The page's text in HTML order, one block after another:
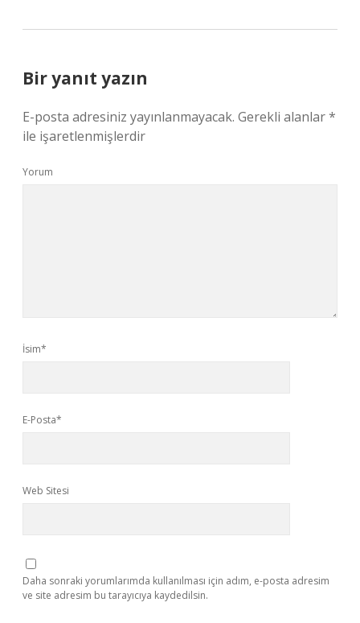
Bir yanıt yazın
E-posta adresiniz yayınlanmayacak. Gerekli alanlar*
ile işaretlenmişlerdir
Yorum
İsim*
E-Posta*
Web Sitesi
Daha sonraki yorumlarımda kullanılması için adım, e-posta adresim
ve site adresim bu tarayıcıya kaydedilsin.